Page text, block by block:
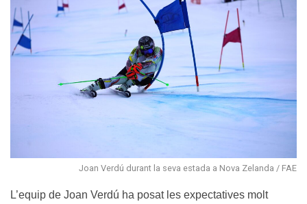
Joan Verdú durant la seva estada a Nova Zelanda / FAE
L’equip de Joan Verdú ha posat les expectatives molt